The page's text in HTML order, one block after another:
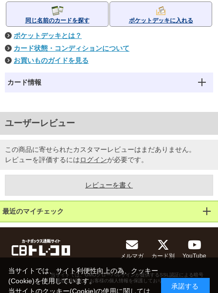
同じ名前のカードを探す ポケットデッキに入れる
ポケットデッキとは？
カード状態・コンディションについて
お買いものガイドを見る
カード情報
ユーザーレビュー
この商品に寄せられたカスタマーレビューはまだありません。
レビューを評価するにはログインが必要です。
レビューを書く
最近のマイチェック
メルマガ カード別 YouTube
当サイトでは、GMOグローバルサインが提供するSSL認証による暗号
化通信に対応し、お客様の個人情報を保護しております。
当サイトでは、サイト利便性向上の為、クッキー
(Cookie)を使用しています。
当サイトのクッキー(Cookie)の使用に関しては、
承諾する